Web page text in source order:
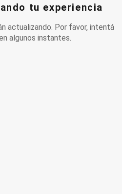
tu experiencia
actualizando. Por favor, intentá
algunos instantes.